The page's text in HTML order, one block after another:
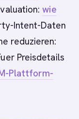
wie
Intent-Daten
reduzieren:
Preisdetails
Plattform-